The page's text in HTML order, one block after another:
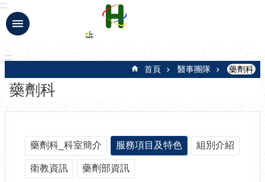
跳到主要內容區塊
:::
:::
首頁 醫事團隊 藥劑科
藥劑科
藥劑科_科室簡介 服務項目及特色 組別介紹
衛教資訊 藥劑部資訊